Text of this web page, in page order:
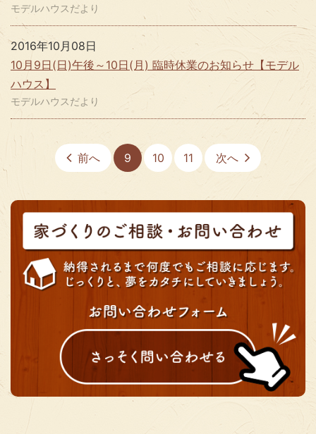
モデルハウスだより
10月9日(日)午後～10日(月) 臨時休業のお知らせ【モデル
ハウス】
2016年10月08日
モデルハウスだより
前へ 9 10 11 次へ